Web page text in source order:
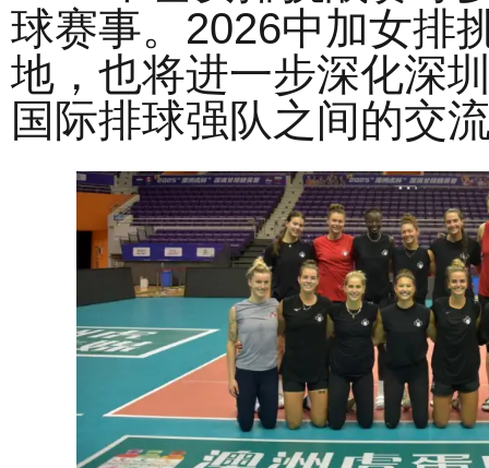
球赛事。2026中加女排
地，也将进一步深化深
国际排球强队之间的交